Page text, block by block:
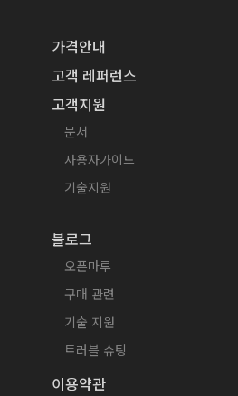
가격안내
고객 레퍼런스
고객지원
문서
사용자가이드
기술지원
블로그
오픈마루
구매 관련
기술 지원
트러블 슈팅
이용약관